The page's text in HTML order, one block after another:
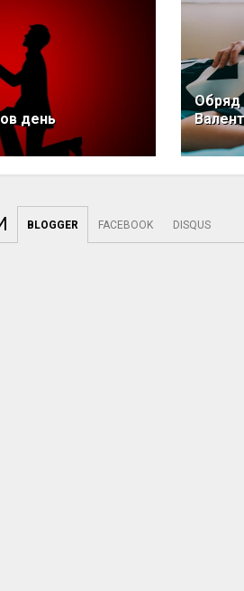
день
Обряд
BLOGGER FACEBOOK DISQUS